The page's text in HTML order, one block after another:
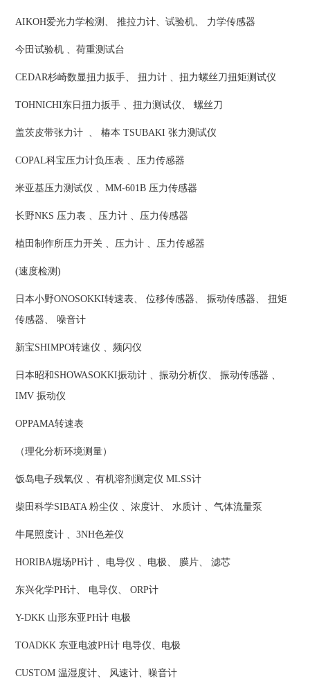
AIKOH爱光力学检测、 推拉力计、试验机、 力学传感器
今田试验机 、荷重测试台
CEDAR杉崎数显扭力扳手、 扭力计 、扭力螺丝刀扭矩测试仪
TOHNICHI东日扭力扳手 、扭力测试仪、 螺丝刀
盖茨皮带张力计 、 椿本 TSUBAKI 张力测试仪
COPAL科宝压力计负压表 、压力传感器
米亚基压力测试仪 、MM-601B 压力传感器
长野NKS 压力表 、压力计 、压力传感器
植田制作所压力开关 、压力计 、压力传感器
(速度检测)
日本小野ONOSOKKI转速表、 位移传感器、 振动传感器、 扭矩
传感器、 噪音计
新宝SHIMPO转速仪 、频闪仪
日本昭和SHOWASOKKI振动计 、振动分析仪、 振动传感器 、
IMV 振动仪
OPPAMA转速表
（理化分析环境测量）
饭岛电子残氧仪 、有机溶剂测定仪 MLSS计
柴田科学SIBATA 粉尘仪 、浓度计、 水质计 、气体流量泵
牛尾照度计 、3NH色差仪
HORIBA堀场PH计 、电导仪 、电极、 膜片、 滤芯
东兴化学PH计、 电导仪、 ORP计
Y-DKK 山形东亚PH计 电极
TOADKK 东亚电波PH计 电导仪、电极
CUSTOM 温湿度计、 风速计、噪音计